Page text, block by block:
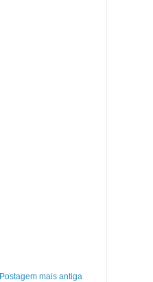
Postagem mais antiga